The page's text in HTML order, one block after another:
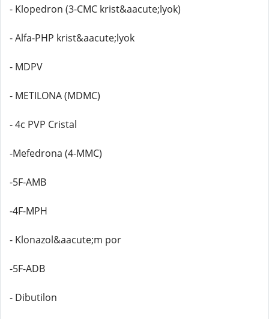
- Klopedron (3-CMC krist&aacute;lyok)
- Alfa-PHP krist&aacute;lyok
- MDPV
- METILONA (MDMC)
- 4c PVP Cristal
-Mefedrona (4-MMC)
-5F-AMB
-4F-MPH
- Klonazol&aacute;m por
-5F-ADB
- Dibutilon